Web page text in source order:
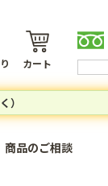
カート
）
商品のご相談